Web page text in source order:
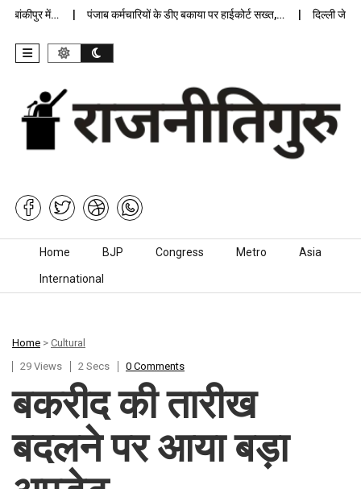
में… पंजाब कर्मचारियों के डीए बकाया पर हाईकोर्ट सख्त,… दिल्ली जेलों में
Skip to content
Home BJP Congress Metro Asia
International
Home > Cultural
29 Views
2 Secs 0 Comments
बकरीद की तारीख
बदलने पर आया बड़ा